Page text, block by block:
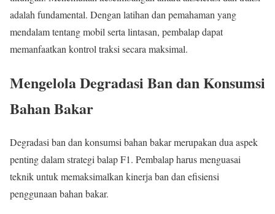
adalah fundamental. Dengan latihan dan pemahaman yang
mendalam tentang mobil serta lintasan, pembalap dapat
memanfaatkan kontrol traksi secara maksimal.
Mengelola Degradasi Ban dan Konsumsi
Bahan Bakar
Degradasi ban dan konsumsi bahan bakar merupakan dua aspek
penting dalam strategi balap F1. Pembalap harus menguasai
teknik untuk memaksimalkan kinerja ban dan efisiensi
penggunaan bahan bakar.